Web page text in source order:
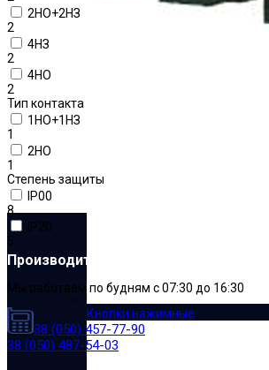
Кнопки нажимные
2НО+2НЗ
2
4НЗ
2
4НО
2
Тип контакта
1НО+1НЗ
1
2НО
1
Степень защиты
IP00
8
IP20
5
Производитель электрооборудования
Мы работаем по будням с 07:30 до 16:30
38 (050) 457-77-90
38 (050) 487-54-03